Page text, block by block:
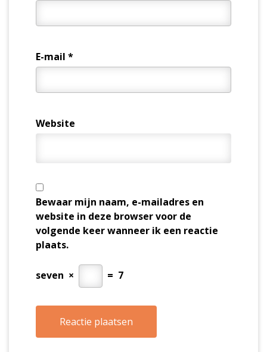
E-mail *
Website
Bewaar mijn naam, e-mailadres en
website in deze browser voor de
volgende keer wanneer ik een reactie
plaats.
seven × = 7